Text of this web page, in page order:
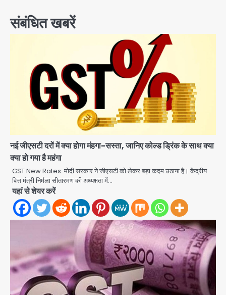
संबंधित खबरें
नई जीएसटी दरों में क्या होगा मंहगा-सस्ता, जानिए कोल्ड ड्रिंक के साथ क्या
क्या हो गया है महंगा
GST New Rates: मोदी सरकार ने जीएसटी को लेकर बड़ा कदम उठाया है। केंद्रीय
वित्त मंत्री निर्मला सीतारमण की अध्यक्षता में…
यहां से शेयर करें
2
Patna violence: पटना में सड़क हादसे में
युवक की मौत के बाद भड़की हिंसा, उपद्रवियों ने
फूंकीं 10 गाड़ियां, ट्रैफिक पोस्ट और स्लीपर
बस भी जलाई, NH-30 जाम
jai hind janab